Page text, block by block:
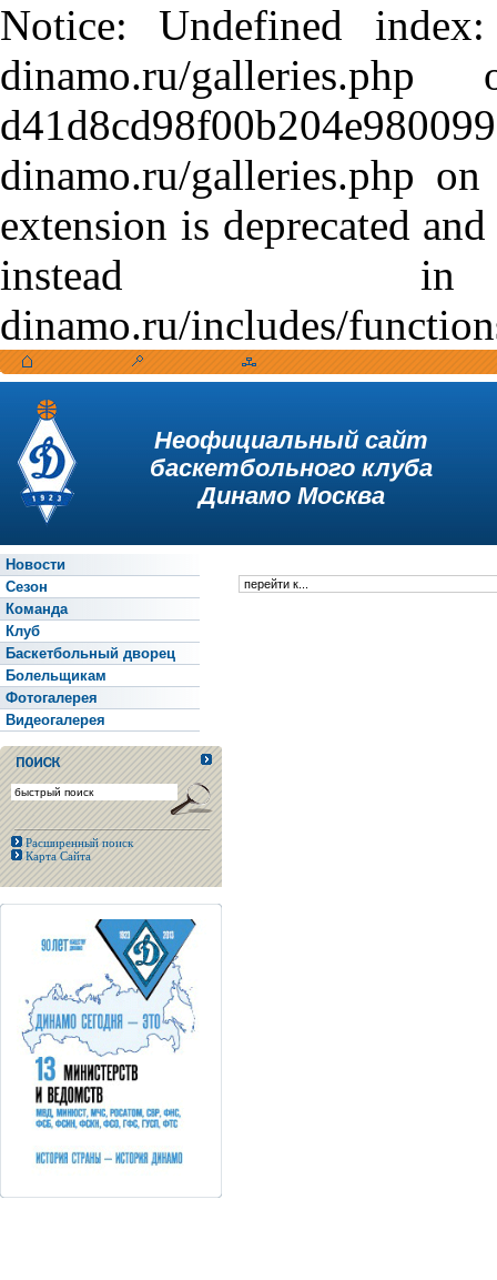
Notice: Undefined
dinamo.ru/
dinamo.ru/galleries.php
extension is deprecated
instead in /var/
dinamo.ru/includes/
Неофициальный сайт
баскетбольного клуба
Динамо Москва
Новости
Сезон
Команда
Клуб
Баскетбольный дворец
Болельщикам
Фотогалерея
Видеогалерея
Расширенный поиск
Карта Сайта